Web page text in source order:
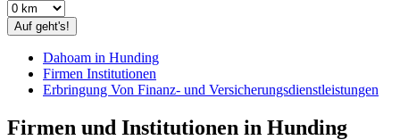
Auf geht's!
Dahoam in Hunding
Firmen Institutionen
Erbringung Von Finanz- und Versicherungsdienstleistungen
Firmen und Institutionen in Hunding